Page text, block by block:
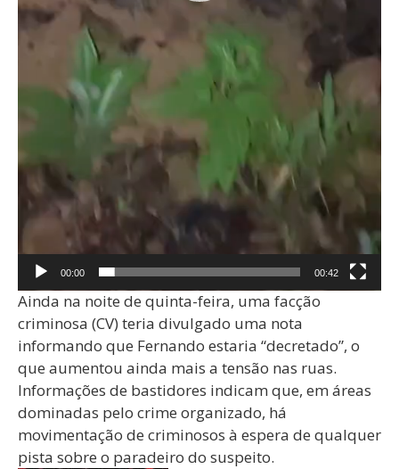
00:00 00:42
Ainda na noite de quinta-feira, uma facção
criminosa (CV) teria divulgado uma nota
informando que Fernando estaria “decretado”, o
que aumentou ainda mais a tensão nas ruas.
Informações de bastidores indicam que, em áreas
dominadas pelo crime organizado, há
movimentação de criminosos à espera de qualquer
pista sobre o paradeiro do suspeito.